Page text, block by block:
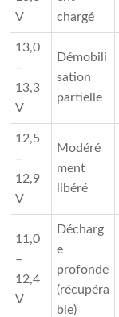
V
chargé
13,0
–
13,3
V
Démobili
sation
partielle
12,5
–
12,9
V
Modéré
ment
libéré
11,0
–
12,4
V
Décharg
e
profonde
(récupéra
ble)